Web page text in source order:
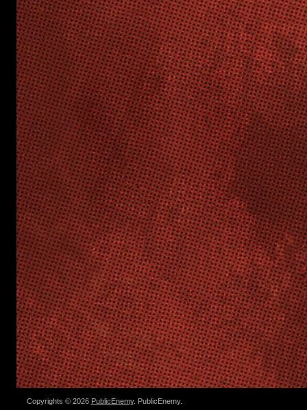
Copyrights © 2026 PublicEnemy. PublicEnemy.